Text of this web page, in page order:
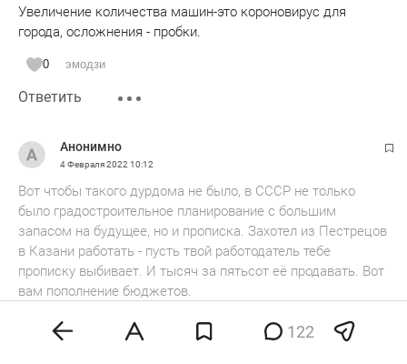
Увеличение количества машин-это короновирус для
города, осложнения - пробки.
0 эмодзи
Ответить
Анонимно
4 Февраля 2022 10:12
Вот чтобы такого дурдома не было, в СССР не только
было градостроительное планирование с большим
запасом на будущее, но и прописка. Захотел из Пестрецов
в Казани работать - пусть твой работодатель тебе
прописку выбивает. И тысяч за пятьсот её продавать. Вот
вам пополнение бюджетов.
122